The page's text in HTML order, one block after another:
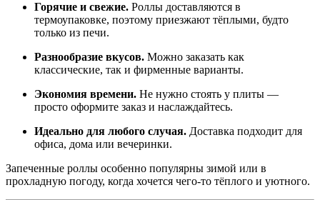
Горячие и свежие. Роллы доставляются в
термоупаковке, поэтому приезжают тёплыми, будто
только из печи.
Разнообразие вкусов. Можно заказать как
классические, так и фирменные варианты.
Экономия времени. Не нужно стоять у плиты —
просто оформите заказ и наслаждайтесь.
Идеально для любого случая. Доставка подходит для
офиса, дома или вечеринки.
Запеченные роллы особенно популярны зимой или в
прохладную погоду, когда хочется чего-то тёплого и уютного.